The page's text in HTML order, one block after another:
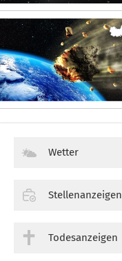
Wetter
Stellenanzeigen
Todesanzeigen